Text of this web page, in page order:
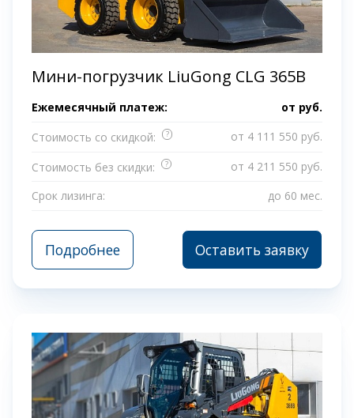
Мини-погрузчик LiuGong CLG 365B
Ежемесячный платеж: от руб.
Стоимость со скидкой:
? от 4 111 550 руб.
Стоимость без скидки: ?
от 4 211 550 руб.
Срок лизинга:
до 60 мес.
Подробнее Оставить заявку